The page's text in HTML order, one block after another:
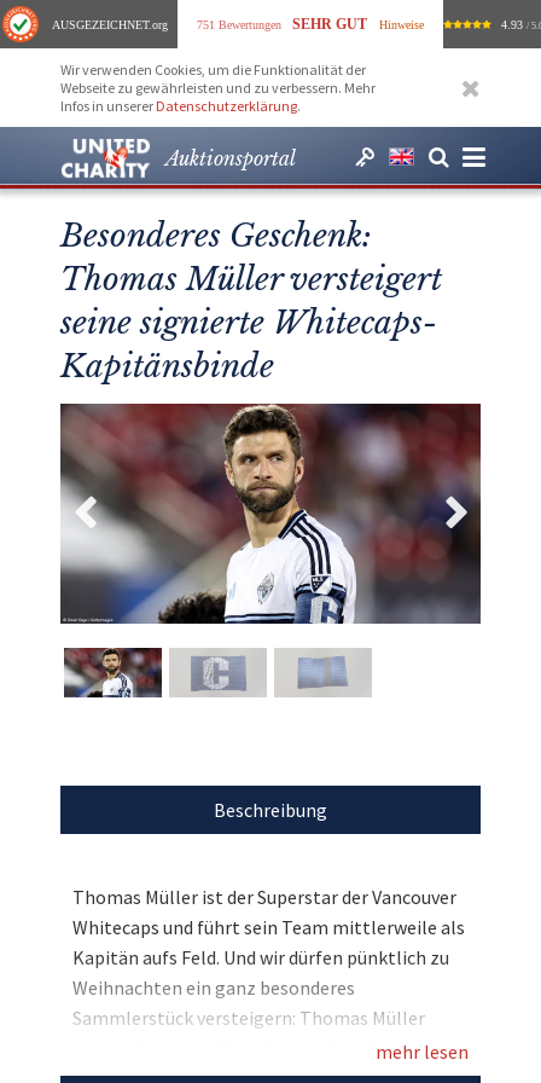
AUSGEZEICHNET.org 751 Bewertungen SEHR GUT Hinweise 4.93 /
Wir verwenden Cookies, um die Funktionalität der
Webseite zu gewährleisten und zu verbessern. Mehr
Infos in unserer Datenschutzerklärung.
Auktionsportal
Besonderes Geschenk:
Thomas Müller versteigert
seine signierte Whitecaps-
Kapitänsbinde
Beschreibung
Thomas Müller ist der Superstar der Vancouver
Whitecaps und führt sein Team mittlerweile als
Kapitän aufs Feld. Und wir dürfen pünktlich zu
Weihnachten ein ganz besonderes
Sammlerstück versteigern: Thomas Müller
schickt direkt aus Kanada seine handsignierte
mehr lesen